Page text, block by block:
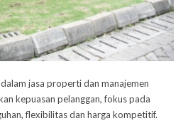
jasa properti dan manajemen
kepuasan pelanggan, fokus pada
flexibilitas dan harga kompetitif.